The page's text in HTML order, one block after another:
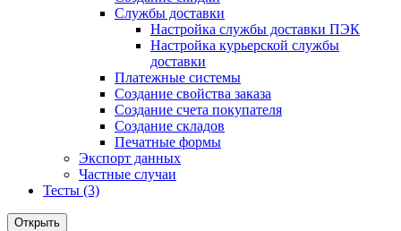
Службы доставки
Настройка службы доставки ПЭК
Настройка курьерской службы
доставки
Платежные системы
Создание свойства заказа
Создание счета покупателя
Создание складов
Печатные формы
Экспорт данных
Частные случаи
Тесты (3)
Открыть